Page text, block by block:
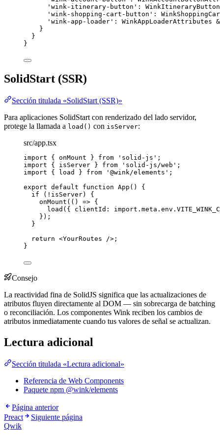
' wink-itinerary-button ' :
' wink-shopping-cart-button ' :
' wink-app-loader ' : WinkAppLoaderAttributes &
}
}
}
SolidStart (SSR)
Sección titulada «SolidStart (SSR)»
Para aplicaciones SolidStart con renderizado del lado servidor,
protege la llamada a load() con isServer:
src/app.tsx
import { onMount } from ' solid-js ' ;
import { isServer } from ' solid-js/web ' ;
import { load } from ' @wink/elements ' ;
export default function App ()
{
if ( ! isServer) {
onMount ( () => {
load ({ clientId: import. meta . env .
});
}
return <YourRoutes /> ;
}
Consejo
La reactividad fina de SolidJS significa que las actualizaciones de
atributos fluyen directamente al DOM — sin sobrecarga de batching
o reconciliación. Los componentes Wink reciben los cambios de
atributos inmediatamente cuando tus valores de señal se actualizan.
Lectura adicional
Sección titulada «Lectura adicional»
Referencia de Web Components
Paquete npm @wink/elements
Página anterior
Preact
Siguiente página
Qwik